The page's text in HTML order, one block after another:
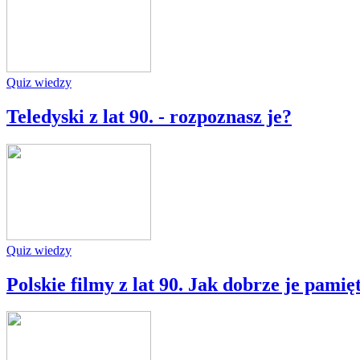
Quiz wiedzy
Teledyski z lat 90. - rozpoznasz je?
Quiz wiedzy
Polskie filmy z lat 90. Jak dobrze je